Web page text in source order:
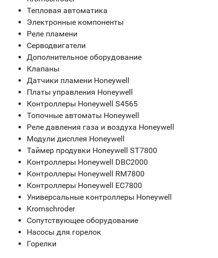
Тепловая автоматика
Электронные компоненты
Реле пламени
Серводвигатели
Дополнительное оборудование
Клапаны
Датчики пламени Honeywell
Платы управления Honeywell
Контроллеры Honeywell S4565
Топочные автоматы Honeywell
Реле давления газа и воздуха Honeywell
Модули дисплея Honeywell
Таймер продувки Honeywell ST7800
Контроллеры Honeywell DBC2000
Контроллеры Honeywell RM7800
Контроллеры Honeywell EC7800
Универсальные контроллеры Honeywell
Kromschroder
Сопутствующее оборудование
Насосы для горелок
Горелки